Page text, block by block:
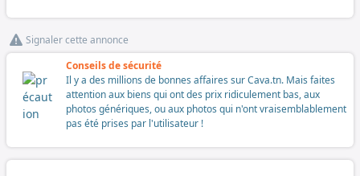
Signaler cette annonce
Conseils de sécurité
Il y a des millions de bonnes affaires sur Cava.tn. Mais faites
attention aux biens qui ont des prix ridiculement bas, aux
photos génériques, ou aux photos qui n'ont vraisemblablement
pas été prises par l'utilisateur !